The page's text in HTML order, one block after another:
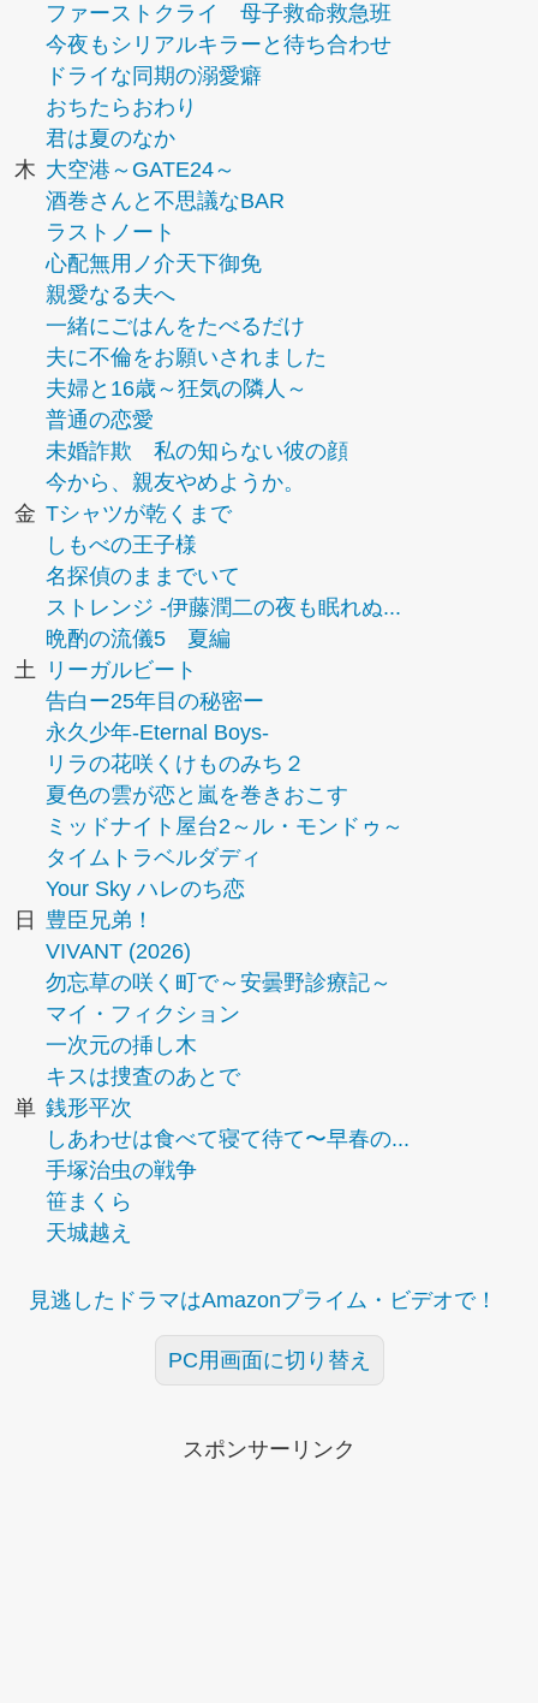
ファーストクライ 母子救命救急班
今夜もシリアルキラーと待ち合わせ
ドライな同期の溺愛癖
おちたらおわり
君は夏のなか
木 大空港～GATE24～
酒巻さんと不思議なBAR
ラストノート
心配無用ノ介天下御免
親愛なる夫へ
一緒にごはんをたべるだけ
夫に不倫をお願いされました
夫婦と16歳～狂気の隣人～
普通の恋愛
未婚詐欺 私の知らない彼の顔
今から、親友やめようか。
金 Tシャツが乾くまで
しもべの王子様
名探偵のままでいて
ストレンジ -伊藤潤二の夜も眠れぬ...
晩酌の流儀5 夏編
土
リーガルビート
告白ー25年目の秘密ー
永久少年-Eternal Boys-
リラの花咲くけものみち２
夏色の雲が恋と嵐を巻きおこす
ミッドナイト屋台2～ル・モンドゥ～
タイムトラベルダディ
Your Sky ハレのち恋
日
豊臣兄弟！
VIVANT (2026)
勿忘草の咲く町で～安曇野診療記～
マイ・フィクション
一次元の挿し木
キスは捜査のあとで
単 銭形平次
しあわせは食べて寝て待て〜早春の...
手塚治虫の戦争
笹まくら
天城越え
見逃したドラマはAmazonプライム・ビデオで！
PC用画面に切り替え
スポンサーリンク